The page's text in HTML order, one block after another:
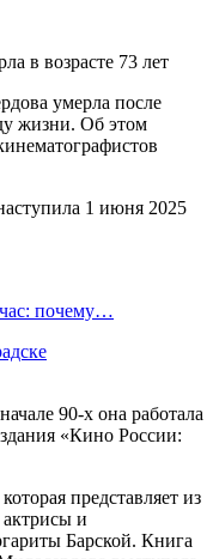
умерла после
жизни. Об этом
1 июня 2025
почему…
90-х она работала
«Кино России:
представляет из
и
Барской. Книга